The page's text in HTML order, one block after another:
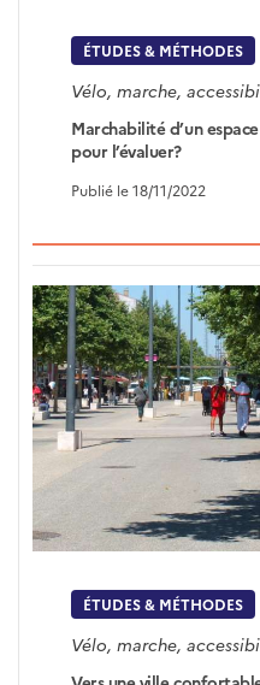
ÉTUDES & MÉTHODES
Vélo, marche,
Marchabilité d’un
pour l’évaluer?
Publié le 18/11/2022
ÉTUDES & MÉTHODES
Vélo, marche,